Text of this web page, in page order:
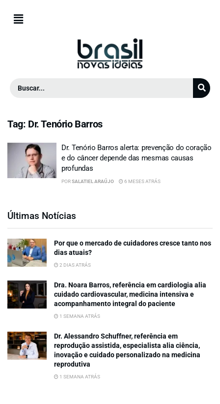
Tag: Dr. Tenório Barros
Dr. Tenório Barros alerta: prevenção do coração
e do câncer depende das mesmas causas
profundas
PORSALATIEL ARAÚJO 6 MESES ATRÁS
Últimas Notícias
Por que o mercado de cuidadores cresce tanto nos
dias atuais?
2 DIAS ATRÁS
Dra. Noara Barros, referência em cardiologia alia
cuidado cardiovascular, medicina intensiva e
acompanhamento integral do paciente
1 SEMANA ATRÁS
Dr. Alessandro Schuffner, referência em
reprodução assistida, especialista alia ciência,
inovação e cuidado personalizado na medicina
reprodutiva
1 SEMANA ATRÁS